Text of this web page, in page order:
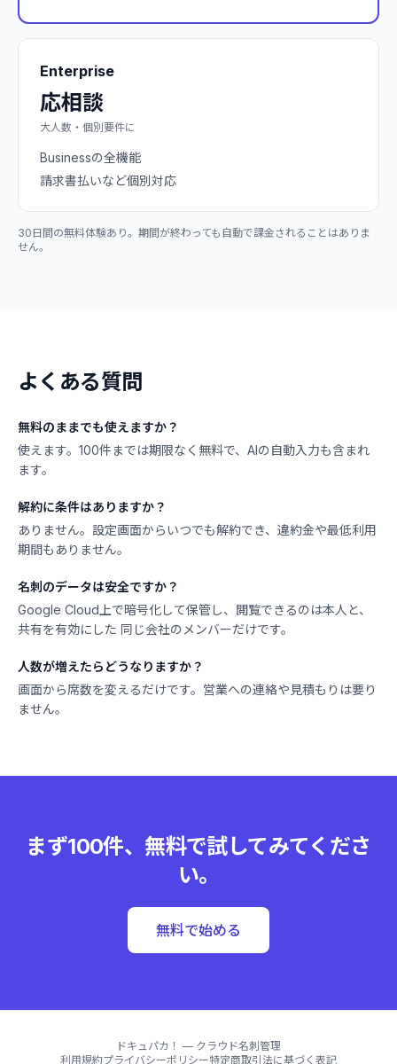
Enterprise
応相談
大人数・個別要件に
Businessの全機能
請求書払いなど個別対応
30日間の無料体験あり。期間が終わっても自動で課金されることはありま
せん。
よくある質問
無料のままでも使えますか？
使えます。100件までは期限なく無料で、AIの自動入力も含まれ
ます。
解約に条件はありますか？
ありません。設定画面からいつでも解約でき、違約金や最低利用
期間もありません。
名刺のデータは安全ですか？
Google Cloud上で暗号化して保管し、閲覧できるのは本人と、
共有を有効にした 同じ会社のメンバーだけです。
人数が増えたらどうなりますか？
画面から席数を変えるだけです。営業への連絡や見積もりは要り
ません。
まず100件、無料で試してみてくださ
い。
無料で始める
ドキュパカ！ — クラウド名刺管理
利用規約プライバシーポリシー特定商取引法に基づく表記